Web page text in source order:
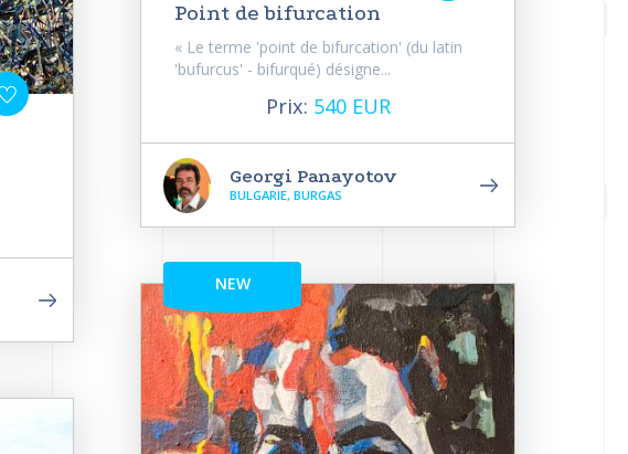
Point de bifurcation
« Le terme 'point de bifurcation' (du latin
'bufurcus' - bifurqué) désigne...
Prix: 540 EUR
Georgi Panayotov
BULGARIE, BURGAS
NEW